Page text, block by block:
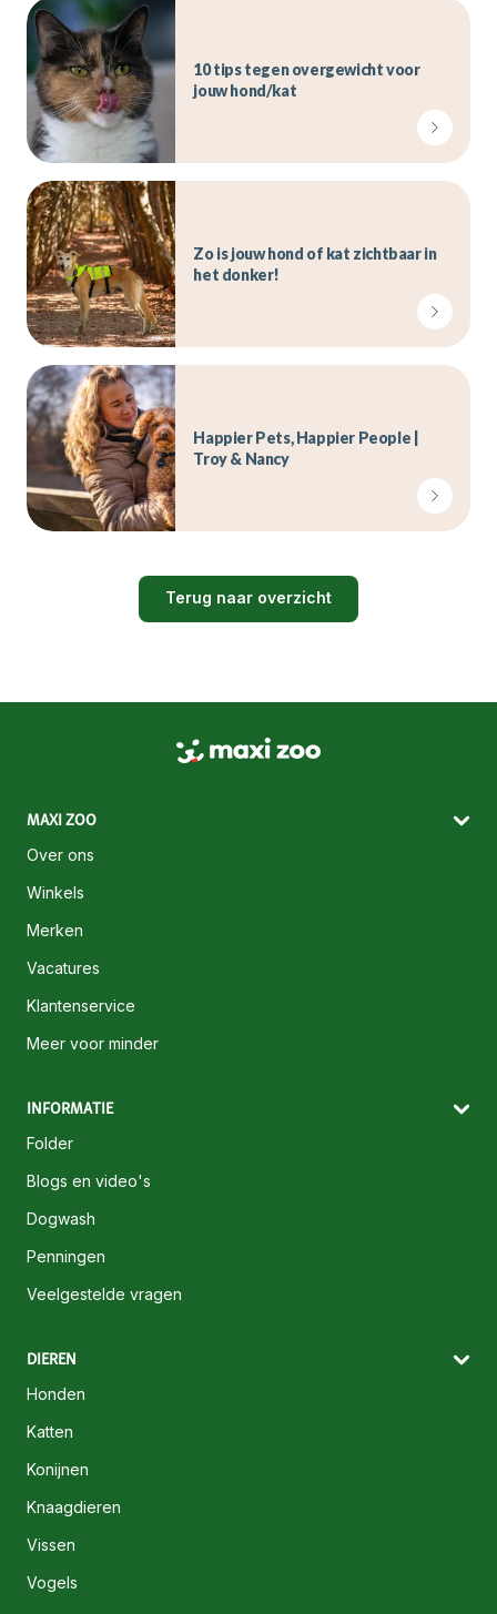
10 tips tegen overgewicht voor
jouw hond/kat
Zo is jouw hond of kat zichtbaar in
het donker!
Happier Pets, Happier People |
Troy & Nancy
Terug naar overzicht
MAXI ZOO
Over ons
Winkels
Merken
Vacatures
Klantenservice
Meer voor minder
INFORMATIE
Folder
Blogs en video's
Dogwash
Penningen
Veelgestelde vragen
DIEREN
Honden
Katten
Konijnen
Knaagdieren
Vissen
Vogels